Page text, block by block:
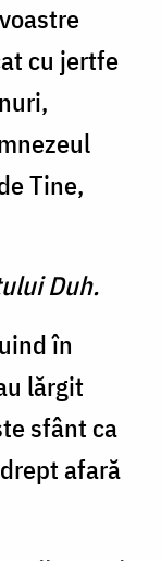
cu jertfe
Tine,
Duh.
în
lărgit
sfânt ca
afară